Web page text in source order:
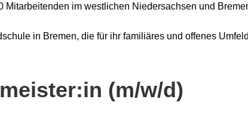
Mitarbeitenden im westlichen Niedersachsen und
in Bremen, die für ihr familiäres und offenes
(m/w/d)